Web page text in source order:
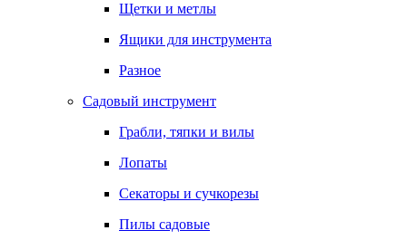
Щетки и метлы
Ящики для инструмента
Разное
Садовый инструмент
Грабли, тяпки и вилы
Лопаты
Секаторы и сучкорезы
Пилы садовые